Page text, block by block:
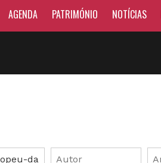
AGENDA PATRIMÓNIO NOTÍCIAS